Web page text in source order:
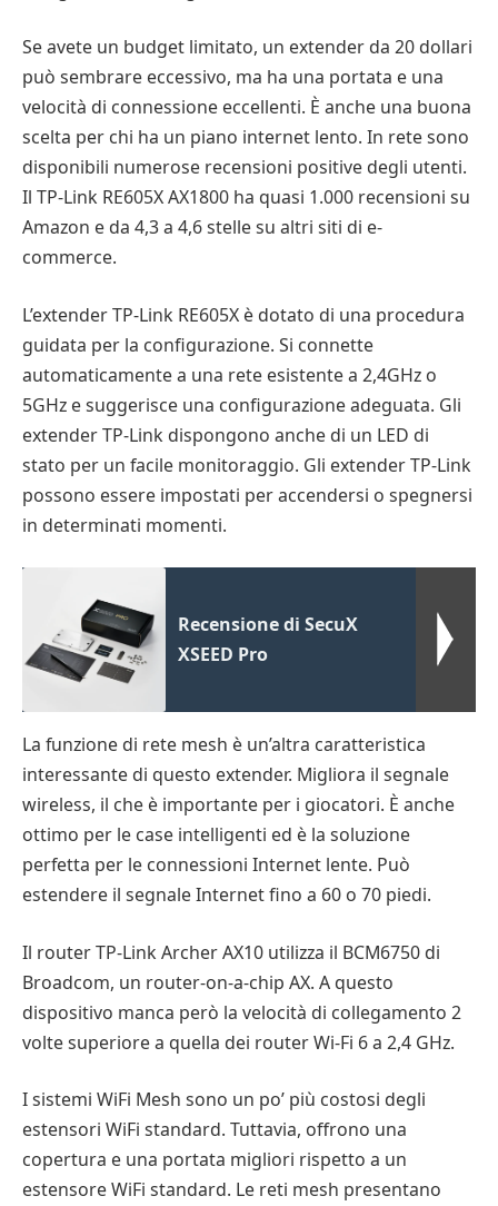
Se avete un budget limitato, un extender da 20 dollari
può sembrare eccessivo, ma ha una portata e una
velocità di connessione eccellenti. È anche una buona
scelta per chi ha un piano internet lento. In rete sono
disponibili numerose recensioni positive degli utenti.
Il TP-Link RE605X AX1800 ha quasi 1.000 recensioni su
Amazon e da 4,3 a 4,6 stelle su altri siti di e-
commerce.
L’extender TP-Link RE605X è dotato di una procedura
guidata per la configurazione. Si connette
automaticamente a una rete esistente a 2,4GHz o
5GHz e suggerisce una configurazione adeguata. Gli
extender TP-Link dispongono anche di un LED di
stato per un facile monitoraggio. Gli extender TP-Link
possono essere impostati per accendersi o spegnersi
in determinati momenti.
Recensione di SecuX
XSEED Pro
La funzione di rete mesh è un’altra caratteristica
interessante di questo extender. Migliora il segnale
wireless, il che è importante per i giocatori. È anche
ottimo per le case intelligenti ed è la soluzione
perfetta per le connessioni Internet lente. Può
estendere il segnale Internet fino a 60 o 70 piedi.
Il router TP-Link Archer AX10 utilizza il BCM6750 di
Broadcom, un router-on-a-chip AX. A questo
dispositivo manca però la velocità di collegamento 2
volte superiore a quella dei router Wi-Fi 6 a 2,4 GHz.
I sistemi WiFi Mesh sono un po’ più costosi degli
estensori WiFi standard. Tuttavia, offrono una
copertura e una portata migliori rispetto a un
estensore WiFi standard. Le reti mesh presentano